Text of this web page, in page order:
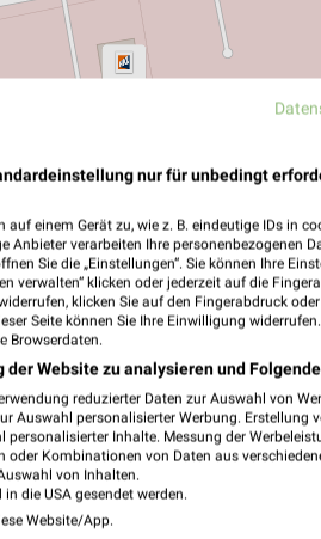
NAVIGATION MIT
BAUMASCHINEN
nur für unbedingt
einem Gerät zu, wie z. B. eindeutige IDs in
Anbieter verarbeiten Ihre personenbezogenen
Sie die „Einstellungen“. Sie können Ihre
verwalten“ klicken oder jederzeit auf die
klicken Sie auf den Fingerabdruck
Seite können Sie Ihre Einwilligung
Browserdaten.
Website zu analysieren und
reduzierter Daten zur Auswahl von
Auswahl personalisierter Werbung. Erstellung
Inhalte. Messung der
Kombinationen von Daten aus
von Inhalten.
die USA gesendet werden.
Website/App.